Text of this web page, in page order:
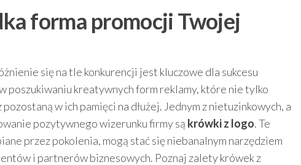
forma promocji Twojej
się na tle konkurencji jest kluczowe dla sukcesu
poszukiwaniu kreatywnych form reklamy, które nie tylko
w ich pamięci na dłużej. Jednym z nietuzinkowych, a
pozytywnego wizerunku firmy są krówki z logo. Te
przez pokolenia, mogą stać się niebanalnym narzędziem
i partnerów biznesowych. Poznaj zalety krówek z